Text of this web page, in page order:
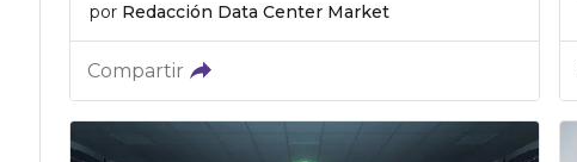
por Redacción Data Center Market
Compartir